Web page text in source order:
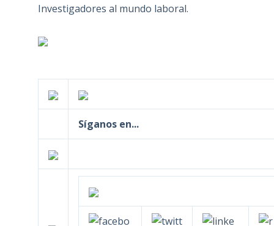
Investigadores al mundo laboral.
Síganos en...